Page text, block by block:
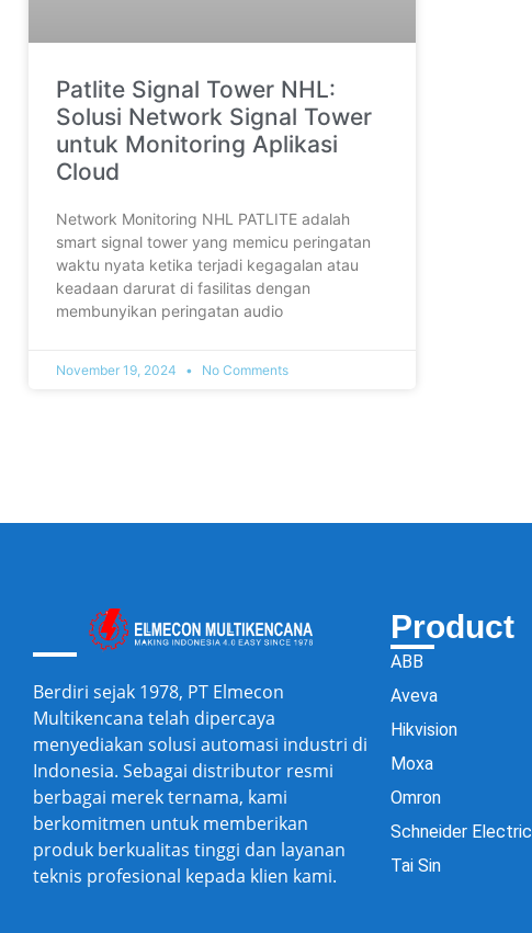
Patlite Signal Tower NHL:
Solusi Network Signal Tower
untuk Monitoring Aplikasi
Cloud
Network Monitoring NHL PATLITE adalah
smart signal tower yang memicu peringatan
waktu nyata ketika terjadi kegagalan atau
keadaan darurat di fasilitas dengan
membunyikan peringatan audio
November 19, 2024 No Comments
Berdiri sejak 1978, PT Elmecon
Multikencana telah dipercaya
menyediakan solusi automasi industri di
Indonesia. Sebagai distributor resmi
berbagai merek ternama, kami
berkomitmen untuk memberikan
produk berkualitas tinggi dan layanan
teknis profesional kepada klien kami.
Product
ABB
Aveva
Hikvision
Moxa
Omron
Schneider Electric
Tai Sin